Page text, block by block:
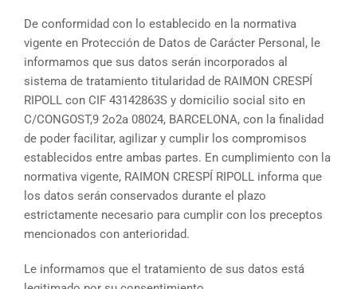
De conformidad con lo establecido en la normativa
vigente en Protección de Datos de Carácter Personal, le
informamos que sus datos serán incorporados al
sistema de tratamiento titularidad de RAIMON CRESPÍ
RIPOLL con CIF 43142863S y domicilio social sito en
C/CONGOST,9 2o2a 08024, BARCELONA, con la finalidad
de poder facilitar, agilizar y cumplir los compromisos
establecidos entre ambas partes. En cumplimiento con la
normativa vigente, RAIMON CRESPÍ RIPOLL informa que
los datos serán conservados durante el plazo
estrictamente necesario para cumplir con los preceptos
mencionados con anterioridad.
Le informamos que el tratamiento de sus datos está